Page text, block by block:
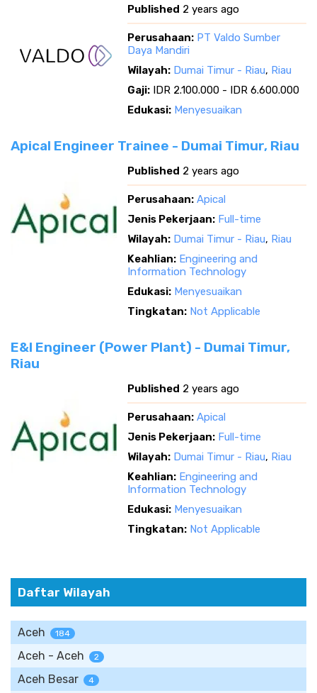
Published 2 years ago
Perusahaan: PT Valdo Sumber
Daya Mandiri
Wilayah: Dumai Timur - Riau, Riau
Gaji: IDR 2.100.000 - IDR 6.600.000
Edukasi: Menyesuaikan
Apical Engineer Trainee - Dumai Timur, Riau
Published 2 years ago
Perusahaan: Apical
Jenis Pekerjaan: Full-time
Wilayah: Dumai Timur - Riau, Riau
Keahlian: Engineering and
Information Technology
Edukasi: Menyesuaikan
Tingkatan: Not Applicable
E&I Engineer (Power Plant) - Dumai Timur,
Riau
Published 2 years ago
Perusahaan: Apical
Jenis Pekerjaan: Full-time
Wilayah: Dumai Timur - Riau, Riau
Keahlian: Engineering and
Information Technology
Edukasi: Menyesuaikan
Tingkatan: Not Applicable
Daftar Wilayah
Aceh 184
Aceh - Aceh 2
Aceh Besar 4